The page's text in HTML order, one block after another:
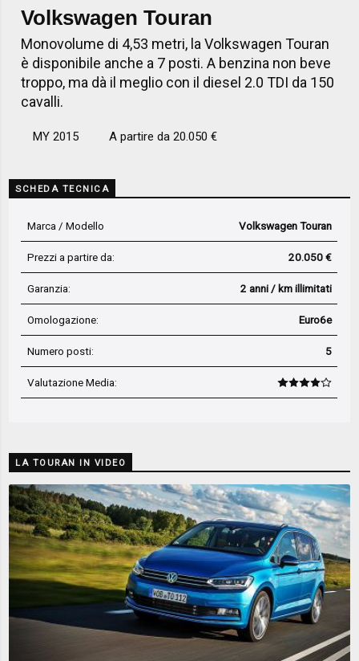
Volkswagen Touran
Monovolume di 4,53 metri, la Volkswagen Touran
è disponibile anche a 7 posti. A benzina non beve
troppo, ma dà il meglio con il diesel 2.0 TDI da 150
cavalli.
MY 2015 A partire da 20.050 €
SCHEDA TECNICA
Marca / Modello Volkswagen Touran
Prezzi a partire da: 20.050 €
Garanzia: 2 anni / km illimitati
Omologazione: Euro6e
Numero posti: 5
Valutazione Media:
LA TOURAN IN VIDEO